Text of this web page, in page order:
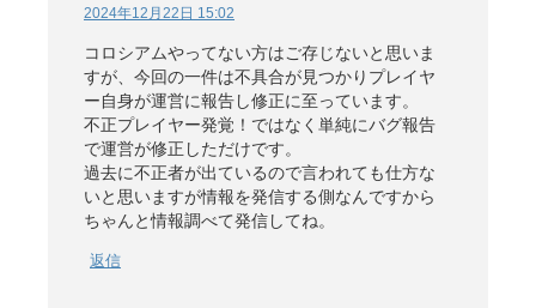
2024年12月22日 15:02
コロシアムやってない方はご存じないと思いま
すが、今回の一件は不具合が見つかりプレイヤ
ー自身が運営に報告し修正に至っています。
不正プレイヤー発覚！ではなく単純にバグ報告
で運営が修正しただけです。
過去に不正者が出ているので言われても仕方な
いと思いますが情報を発信する側なんですから
ちゃんと情報調べて発信してね。
返信